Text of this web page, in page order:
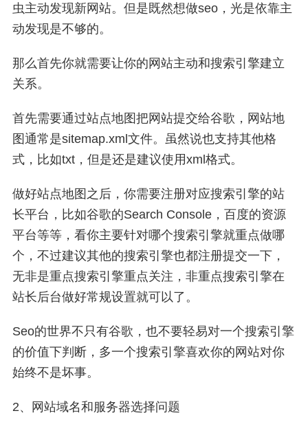
虫主动发现新网站。但是既然想做seo，光是依靠主
动发现是不够的。
那么首先你就需要让你的网站主动和搜索引擎建立
关系。
首先需要通过站点地图把网站提交给谷歌，网站地
图通常是sitemap.xml文件。虽然说也支持其他格
式，比如txt，但是还是建议使用xml格式。
做好站点地图之后，你需要注册对应搜索引擎的站
长平台，比如谷歌的Search Console，百度的资源
平台等等，看你主要针对哪个搜索引擎就重点做哪
个，不过建议其他的搜索引擎也都注册提交一下，
无非是重点搜索引擎重点关注，非重点搜索引擎在
站长后台做好常规设置就可以了。
Seo的世界不只有谷歌，也不要轻易对一个搜索引擎
的价值下判断，多一个搜索引擎喜欢你的网站对你
始终不是坏事。
2、网站域名和服务器选择问题